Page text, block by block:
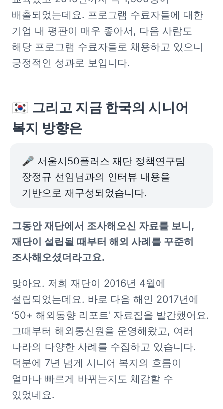
배출되었는데요. 프로그램 수료자들에 대한
기업 내 평판이 매우 좋아서, 다음 사람도
해당 프로그램 수료자들로 채용하고 있으니
긍정적인 성과로 보입니다.
🇰🇷 그리고 지금 한국의 시니어
복지 방향은
🎤 서울시50플러스 재단 정책연구팀
장정규 선임님과의 인터뷰 내용을
기반으로 재구성되었습니다.
그동안 재단에서 조사해오신 자료를 보니,
재단이 설립될 때부터 해외 사례를 꾸준히
조사해오셨더라고요.
맞아요. 저희 재단이 2016년 4월에
설립되었는데요. 바로 다음 해인 2017년에
‘50+ 해외동향 리포트' 자료집을 발간했어요.
그때부터 해외통신원을 운영해왔고, 여러
나라의 다양한 사례를 수집하고 있습니다.
덕분에 7년 넘게 시니어 복지의 흐름이
얼마나 빠르게 바뀌는지도 체감할 수
있었네요.